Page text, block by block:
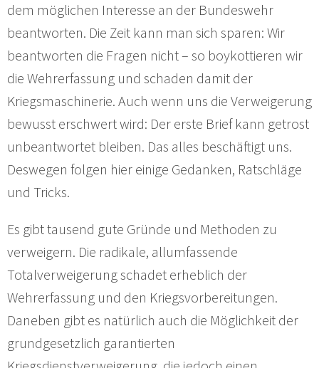
dem möglichen Interesse an der Bundeswehr
beantworten. Die Zeit kann man sich sparen: Wir
beantworten die Fragen nicht – so boykottieren wir
die Wehrerfassung und schaden damit der
Kriegsmaschinerie. Auch wenn uns die Verweigerung
bewusst erschwert wird: Der erste Brief kann getrost
unbeantwortet bleiben. Das alles beschäftigt uns.
Deswegen folgen hier einige Gedanken, Ratschläge
und Tricks.
Es gibt tausend gute Gründe und Methoden zu
verweigern. Die radikale, allumfassende
Totalverweigerung schadet erheblich der
Wehrerfassung und den Kriegsvorbereitungen.
Daneben gibt es natürlich auch die Möglichkeit der
grundgesetzlich garantierten